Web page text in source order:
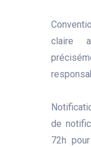
claire
de
72h